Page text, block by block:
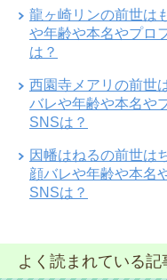
龍ヶ崎リンの前世は
や年齢や本名やプロ
は？
西園寺メアリの前世
バレや年齢や本名や
SNSは？
因幡はねるの前世は
顔バレや年齢や本名
SNSは？
よく読まれている記